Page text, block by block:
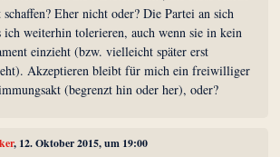
Eher nicht oder? Die Partei an sich
ich weiterhin tolerieren, auch wenn sie in kein
einzieht (bzw. vielleicht später erst
Akzeptieren bleibt für mich ein freiwilliger
(begrenzt hin oder her), oder?
, 12. Oktober 2015, um 19:00